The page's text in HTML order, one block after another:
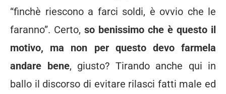
“finchè riescono a farci soldi, è ovvio che le
faranno”. Certo, so benissimo che è questo il
motivo, ma non per questo devo farmela
andare bene, giusto? Tirando anche qui in
ballo il discorso di evitare rilasci fatti male ed